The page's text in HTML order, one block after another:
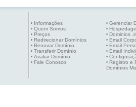
• Informações
• Quem Somos
• Preços
• Redirecionar Domínios
• Renovar Domínio
• Transferir Domínio
• Avaliar Domínio
• Fale Conosco
• Gerenciar
•
• Dominios
• Email
• Email
• Email
•
• Registro e
Domínios